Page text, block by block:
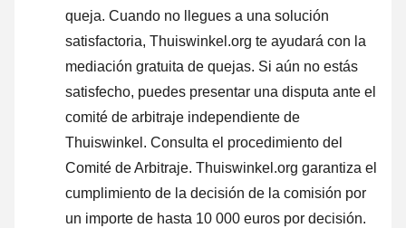
queja. Cuando no llegues a una solución
satisfactoria, Thuiswinkel.org te ayudará con la
mediación gratuita de quejas. Si aún no estás
satisfecho, puedes presentar una disputa ante el
comité de arbitraje independiente de
Thuiswinkel. Consulta el procedimiento del
Comité de Arbitraje. Thuiswinkel.org garantiza el
cumplimiento de la decisión de la comisión por
un importe de hasta 10 000 euros por decisión.